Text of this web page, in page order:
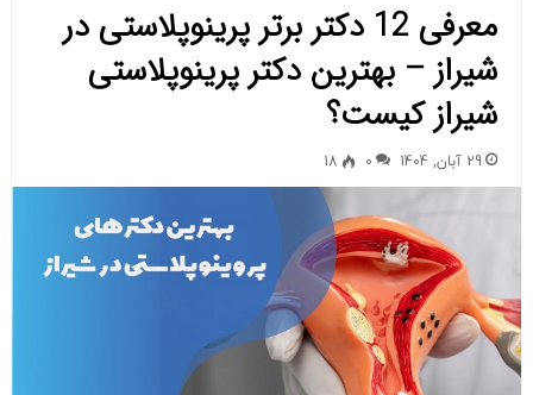
معرفی 12 دکتر برتر پرینوپلاستی در
شیراز – بهترین دکتر پرینوپلاستی
شیراز کیست؟
29 آبان, 1404 0
18